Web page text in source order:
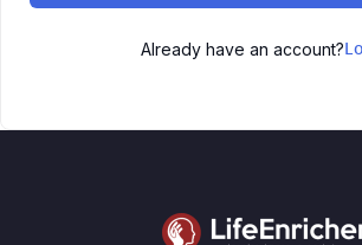
Already have an account?